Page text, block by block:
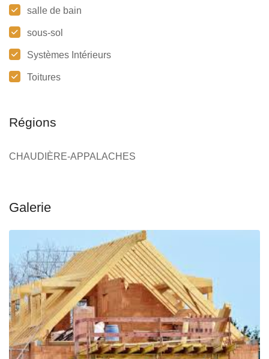
salle de bain
sous-sol
Systèmes Intérieurs
Toitures
Régions
CHAUDIÈRE-APPALACHES